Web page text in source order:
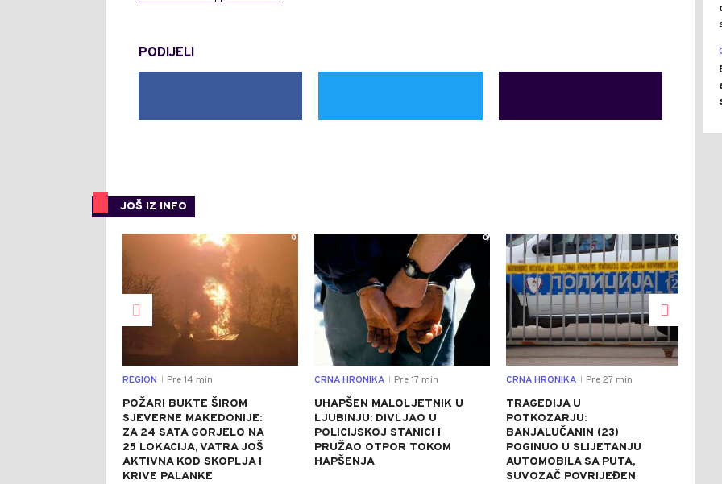
PODIJELI
JOŠ IZ INFO
0
REGION Pre 14 min
POŽARI BUKTE ŠIROM
SJEVERNE MAKEDONIJE:
ZA 24 SATA GORJELO NA
25 LOKACIJA, VATRA JOŠ
AKTIVNA KOD SKOPLJA I
KRIVE PALANKE
0
CRNA HRONIKA Pre 17 min
UHAPŠEN MALOLJETNIK U
LJUBINJU: DIVLJAO U
POLICIJSKOJ STANICI I
PRUŽAO OTPOR TOKOM
HAPŠENJA
0
CRNA HRONIKA Pre 27 min
TRAGEDIJA U
POTKOZARJU:
BANJALUČANIN (23)
POGINUO U SLIJETANJU
AUTOMOBILA SA PUTA,
SUVOZAČ POVRIJEĐEN